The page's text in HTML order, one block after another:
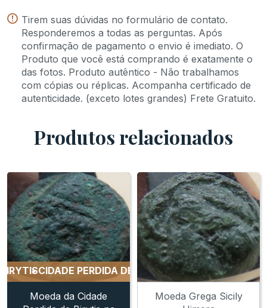
Tirem suas dúvidas no formulário de contato.
Responderemos a todas as perguntas. Após
confirmação de pagamento o envio é imediato. O
Produto que você está comprando é exatamente o
das fotos. Produto autêntico - Não trabalhamos
com cópias ou réplicas. Acompanha certificado de
autenticidade. (exceto lotes grandes) Frete Gratuito.
Produtos relacionados
CIDADE PERDIDA DE BIRYTISCIDADE PERDIDA DE
Moeda da Cidade
Moeda Grega Sicily